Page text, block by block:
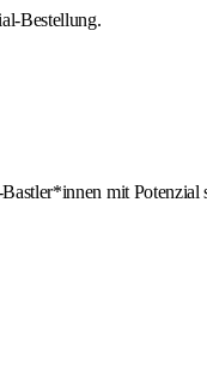
Bestellung.
mit